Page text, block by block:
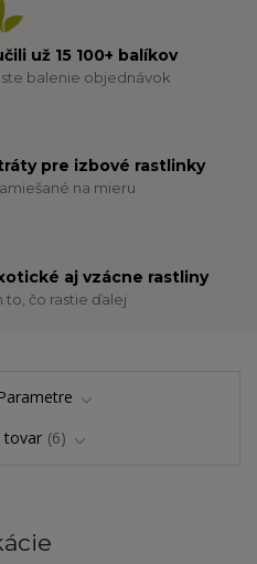
už 15 100+ balíkov
balenie objednávok
pre izbové rastlinky
na mieru
aj vzácne rastliny
čo rastie ďalej
Parametre
tovar 6